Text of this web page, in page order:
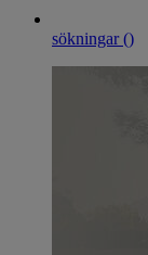
sökningar ()